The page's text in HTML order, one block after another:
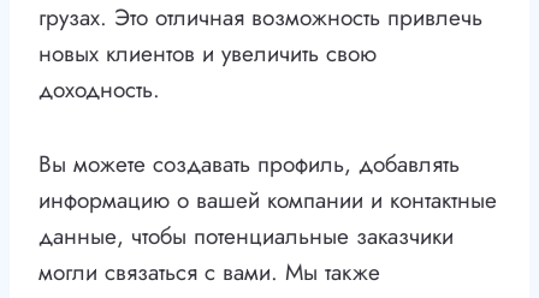
грузах. Это отличная возможность привлечь
новых клиентов и увеличить свою
доходность.
Вы можете создавать профиль, добавлять
информацию о вашей компании и контактные
данные, чтобы потенциальные заказчики
могли связаться с вами. Мы также